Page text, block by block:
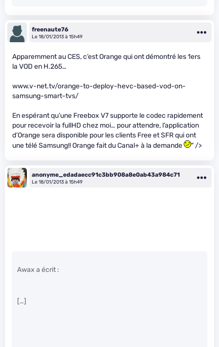
freenaute76
Le 18/01/2013 à 15h49
Apparemment au CES, c’est Orange qui ont démontré les 1ers
la VOD en H.265…
www.v-net.tv/orange-to-deploy-hevc-based-vod-on-
samsung-smart-tvs/
En espérant qu’une Freebox V7 supporte le codec rapidement
pour recevoir la fullHD chez moi… pour attendre, l’application
d’Orange sera disponible pour les clients Free et SFR qui ont
une télé Samsung!! Orange fait du Canal+ à la demande
" />
anonyme_edadaecc91c3bb908a8e0ab43a984c71
Le 18/01/2013 à 15h49
Awax a écrit :
[…]